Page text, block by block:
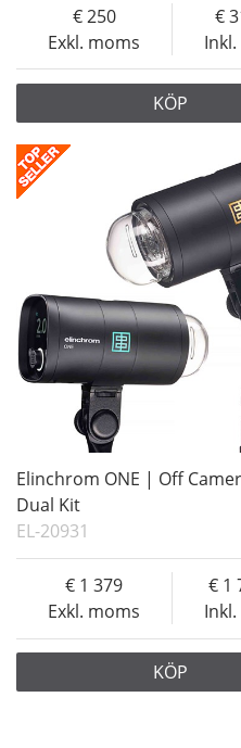
Exkl. moms
250
KÖP
Elinchrom ONE | Off
Dual Kit
EL-20931
Exkl. moms
1 379
1
KÖP